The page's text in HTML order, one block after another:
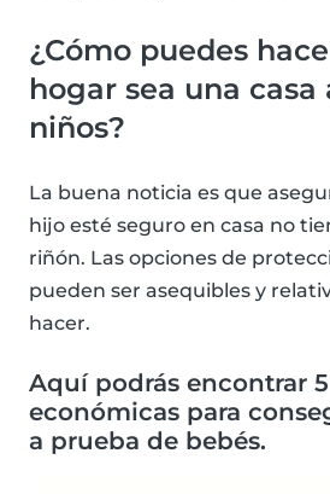
¿Cómo puedes
hogar sea una casa
niños?
La buena noticia es que
hijo esté seguro en casa no
riñón. Las opciones de
pueden ser asequibles y
hacer.
Aquí podrás encontrar
económicas para
a prueba de bebés.